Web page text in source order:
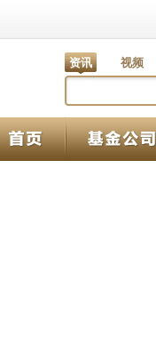
资讯 视频